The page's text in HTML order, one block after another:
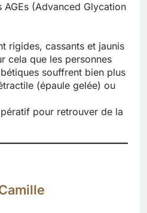
AGEs (Advanced Glycation
rigides, cassants et jaunis
cela que les personnes
souffrent bien plus
(épaule gelée) ou
pour retrouver de la